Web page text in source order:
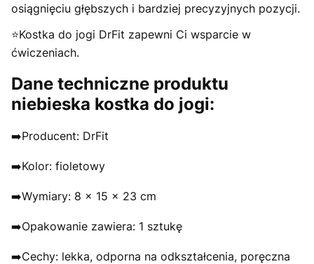
osiągnięciu głębszych i bardziej precyzyjnych pozycji.
⭐️Kostka do jogi DrFit zapewni Ci wsparcie w
ćwiczeniach.
Dane techniczne produktu
niebieska kostka do jogi:
➡️Producent: DrFit
➡️Kolor: fioletowy
➡️Wymiary: 8 x 15 x 23 cm
➡️Opakowanie zawiera: 1 sztukę
➡️Cechy: lekka, odporna na odkształcenia, poręczna